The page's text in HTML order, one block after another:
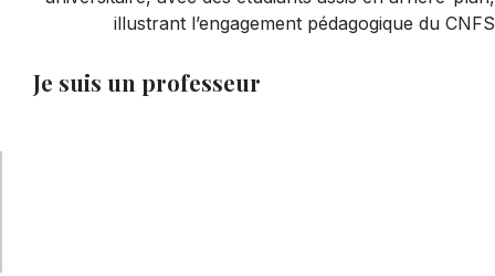
Je suis un professeur